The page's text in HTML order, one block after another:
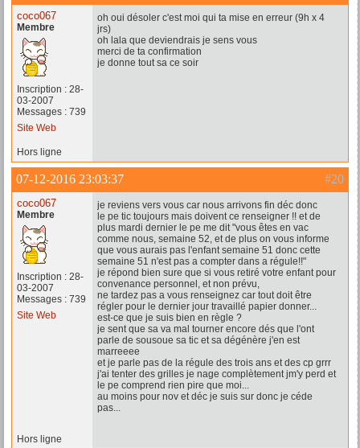
coco067
Membre
Inscription : 28-
03-2007
Messages : 739
Site Web
oh oui désoler c'est moi qui ta mise en erreur (9h x 4
jrs)
oh lala que deviendrais je sens vous
merci de ta confirmation
je donne tout sa ce soir
Hors ligne
#20
07-12-2016 23:03:37
coco067
Membre
Inscription : 28-
03-2007
Messages : 739
Site Web
je reviens vers vous car nous arrivons fin déc donc
le pe tic toujours mais doivent ce renseigner !! et de
plus mardi dernier le pe me dit "vous êtes en vac
comme nous, semaine 52, et de plus on vous informe
que vous aurais pas l'enfant semaine 51 donc cette
semaine 51 n'est pas a compter dans a régule!!"
je répond bien sure que si vous retiré votre enfant pour
convenance personnel, et non prévu,
ne tardez pas a vous renseignez car tout doit être
régler pour le dernier jour travaillé papier donner...
est-ce que je suis bien en règle ?
je sent que sa va mal tourner encore dés que l'ont
parle de sousoue sa tic et sa dégénère j'en est
marreeee
et je parle pas de la régule des trois ans et des cp grrr
j'ai tenter des grilles je nage complètement jm'y perd et
le pe comprend rien pire que moi...
au moins pour nov et déc je suis sur donc je céde
pas...
Hors ligne